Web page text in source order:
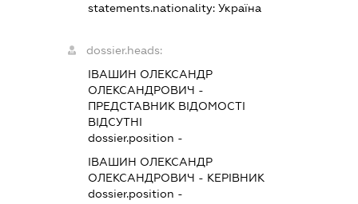
statements.nationality: Україна
dossier.heads:
ІВАШИН ОЛЕКСАНДР
ОЛЕКСАНДРОВИЧ -
ПРЕДСТАВНИК ВІДОМОСТІ
ВІДСУТНІ
dossier.position -
ІВАШИН ОЛЕКСАНДР
ОЛЕКСАНДРОВИЧ - КЕРІВНИК
dossier.position -